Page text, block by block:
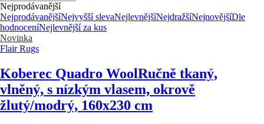
Nejprodávanější
NejprodávanějšíNejvyšší slevaNejlevnějšíNejdražšíNejnovějšíDle
hodnoceníNejlevnější za kus
Novinka
Flair Rugs
Koberec Quadro WoolRučně tkaný,
vlněný, s nízkým vlasem, okrově
žlutý/modrý, 160x230 cm